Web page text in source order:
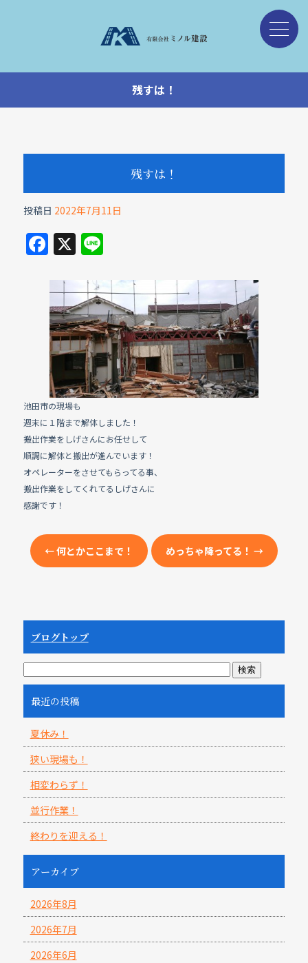
残すは！
残すは！
投稿日 2022年7月11日
F
a
c
e
b
o
o
k
X Li
e
池田市の現場も
週末に１階まで解体しました！
搬出作業をしげさんにお任せして
順調に解体と搬出が進んでいます！
オペレーターをさせてもらってる事、
搬出作業をしてくれてるしげさんに
感謝です！
←何とかここまで！ めっちゃ降ってる！→
ブログトップ
最近の投稿
夏休み！
狭い現場も！
相変わらず！
並行作業！
終わりを迎える！
アーカイブ
2026年8月
2026年7月
2026年6月